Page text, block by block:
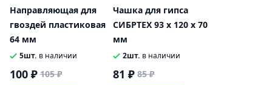
Направляющая для
гвоздей пластиковая
64 мм
5шт. в наличии
100 ₽ 105 ₽
Чашка для гипса
СИБРТЕХ 93 х 120 х 70
мм
2шт. в наличии
81 ₽ 85 ₽